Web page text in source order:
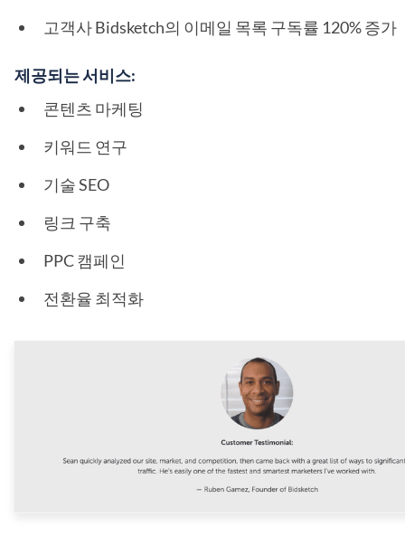
고객사 Bidsketch의 이메일 목록 구독률 120% 증가
제공되는 서비스:
콘텐츠 마케팅
키워드 연구
기술 SEO
링크 구축
PPC 캠페인
전환율 최적화